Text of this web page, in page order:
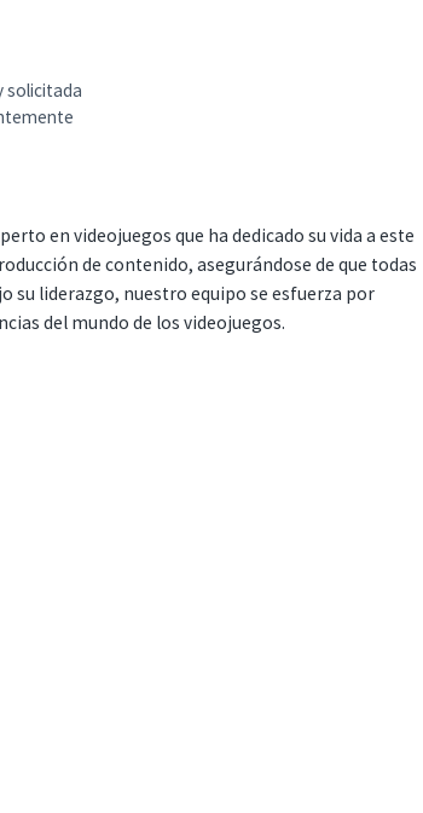
solicitada
en videojuegos que ha dedicado su vida a este
de contenido, asegurándose de que todas
su liderazgo, nuestro equipo se esfuerza por
del mundo de los videojuegos.